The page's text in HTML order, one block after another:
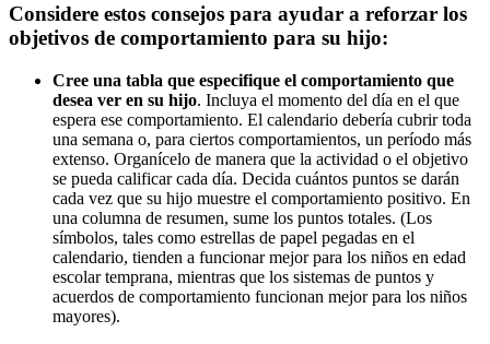
Considere estos consejos para ayudar a reforzar los
objetivos de comportamiento para su hijo:
Cree una tabla que especifique el comportamiento que
desea ver en su hijo. Incluya el momento del día en el que
espera ese comportamiento. El calendario debería cubrir toda
una semana o, para ciertos comportamientos, un período más
extenso. Organícelo de manera que la actividad o el objetivo
se pueda calificar cada día. Decida cuántos puntos se darán
cada vez que su hijo muestre el comportamiento positivo. En
una columna de resumen, sume los puntos totales. (Los
símbolos, tales como estrellas de papel pegadas en el
calendario, tienden a funcionar mejor para los niños en edad
escolar temprana, mientras que los sistemas de puntos y
acuerdos de comportamiento funcionan mejor para los niños
mayores).